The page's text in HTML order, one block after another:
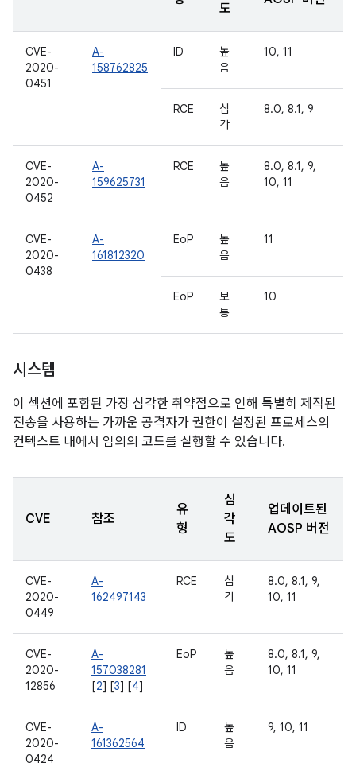
도
CVE-
2020-
0451
A-
158762825
ID
높
음
10, 11
RCE
심
각
8.0, 8.1, 9
CVE-
2020-
0452
A-
159625731
RCE
높
음
8.0, 8.1, 9,
10, 11
CVE-
2020-
0438
A-
161812320
EoP
높
음
11
EoP
보
통
10
시스템
이 섹션에 포함된 가장 심각한 취약점으로 인해 특별히 제작된
전송을 사용하는 가까운 공격자가 권한이 설정된 프로세스의
컨텍스트 내에서 임의의 코드를 실행할 수 있습니다.
CVE 참조
유
형
심
각
도
업데이트된
AOSP 버전
CVE-
2020-
0449
A-
162497143
RCE
심
각
8.0, 8.1, 9,
10, 11
CVE-
2020-
12856
A-
157038281
[2] [3] [4]
EoP
높
음
8.0, 8.1, 9,
10, 11
CVE-
2020-
0424
A-
161362564
ID
높
음
9, 10, 11